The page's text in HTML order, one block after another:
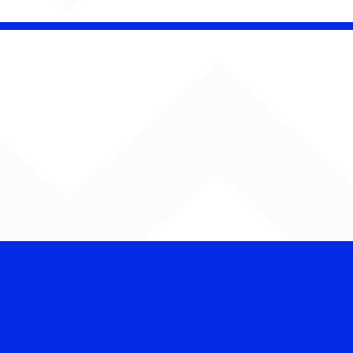
CHAMELEO acerta as